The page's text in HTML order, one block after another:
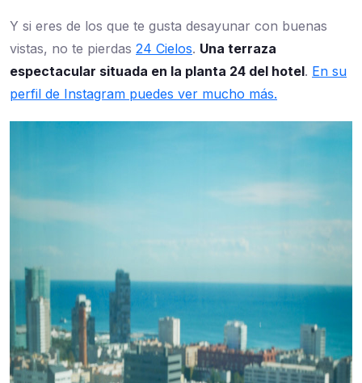
Y si eres de los que te gusta desayunar con buenas
vistas, no te pierdas 24 Cielos. Una terraza
espectacular situada en la planta 24 del hotel. En su
perfil de Instagram puedes ver mucho más.